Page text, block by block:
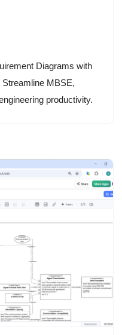
Diagrams with
Streamline MBSE,
productivity.